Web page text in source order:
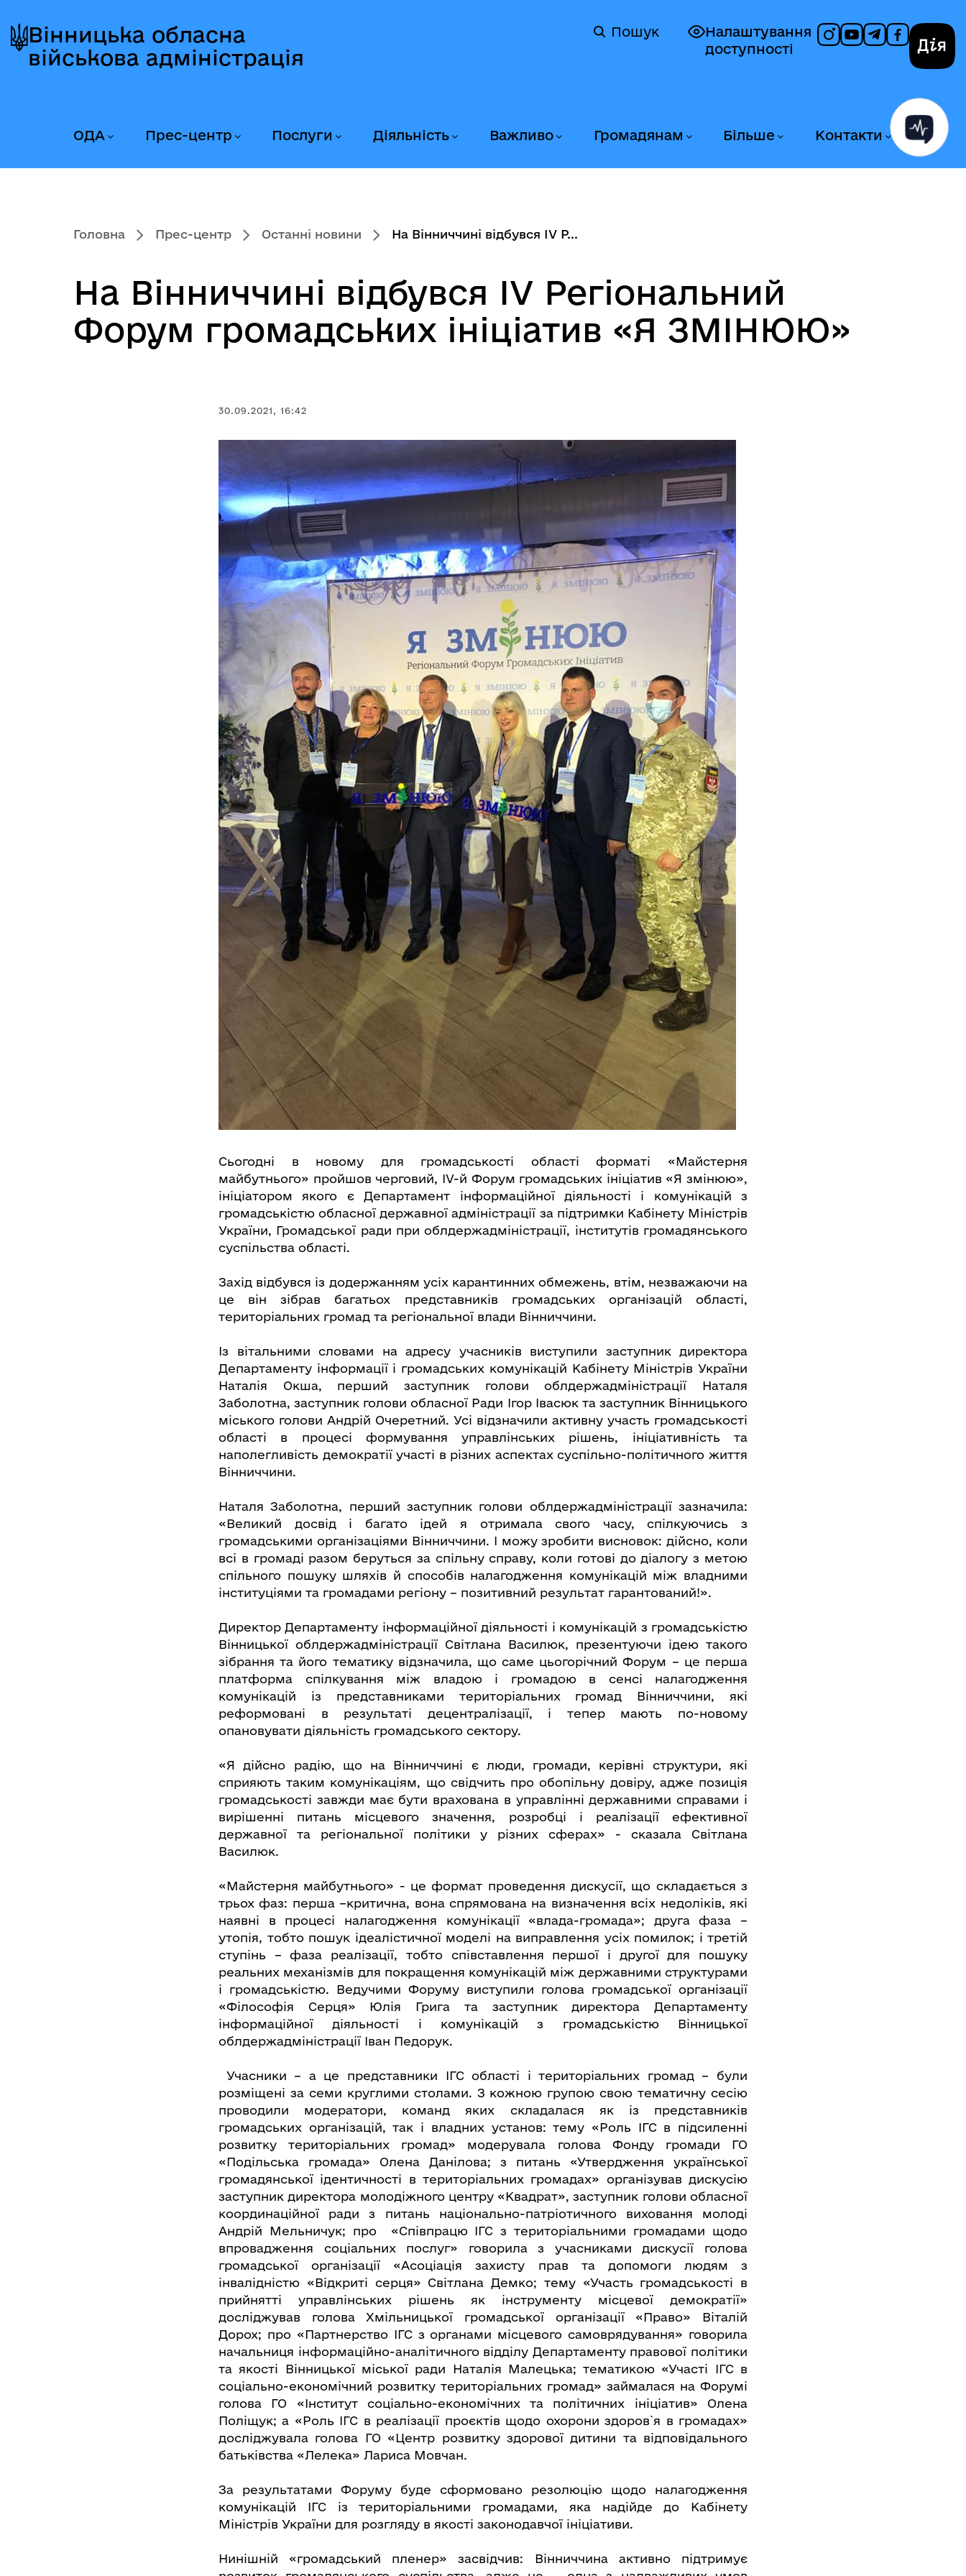
до
головного
до
головного
вмісту
до
головного
колонтитула
Вінницька обласна
військова адміністрація
Налаштування
доступності
Пошук
ОДА Прес-центр Послуги Діяльність Важливо Громадянам Більше Контакти
Головна Прес-центр Останні новини На Вінниччині відбувся IV Р...
На Вінниччині відбувся IV Регіональний
Форум громадських ініціатив «Я ЗМІНЮЮ»
30.09.2021, 16:42
Сьогодні в новому для громадськості області форматі «Майстерня
майбутнього» пройшов черговий, IV-й Форум громадських ініціатив «Я змінюю»,
ініціатором якого є Департамент інформаційної діяльності і комунікацій з
громадськістю обласної державної адміністрації за підтримки Кабінету Міністрів
України, Громадської ради при облдержадміністрації, інститутів громадянського
суспільства області.
Захід відбувся із додержанням усіх карантинних обмежень, втім, незважаючи на
це він зібрав багатьох представників громадських організацій області,
територіальних громад та регіональної влади Вінниччини.
Із вітальними словами на адресу учасників виступили заступник директора
Департаменту інформації і громадських комунікацій Кабінету Міністрів України
Наталія Окша, перший заступник голови облдержадміністрації Наталя
Заболотна, заступник голови обласної Ради Ігор Івасюк та заступник Вінницького
міського голови Андрій Очеретний. Усі відзначили активну участь громадськості
області в процесі формування управлінських рішень, ініціативність та
наполегливість демократії участі в різних аспектах суспільно-політичного життя
Вінниччини.
Наталя Заболотна, перший заступник голови облдержадміністрації зазначила:
«Великий досвід і багато ідей я отримала свого часу, спілкуючись з
громадськими організаціями Вінниччини. І можу зробити висновок: дійсно, коли
всі в громаді разом беруться за спільну справу, коли готові до діалогу з метою
спільного пошуку шляхів й способів налагодження комунікацій між владними
інституціями та громадами регіону – позитивний результат гарантований!».
Директор Департаменту інформаційної діяльності і комунікацій з громадськістю
Вінницької облдержадміністрації Світлана Василюк, презентуючи ідею такого
зібрання та його тематику відзначила, що саме цьогорічний Форум – це перша
платформа спілкування між владою і громадою в сенсі налагодження
комунікацій із представниками територіальних громад Вінниччини, які
реформовані в результаті децентралізації, і тепер мають по-новому
опановувати діяльність громадського сектору.
«Я дійсно радію, що на Вінниччині є люди, громади, керівні структури, які
сприяють таким комунікаціям, що свідчить про обопільну довіру, адже позиція
громадськості завжди має бути врахована в управлінні державними справами і
вирішенні питань місцевого значення, розробці і реалізації ефективної
державної та регіональної політики у різних сферах» - сказала Світлана
Василюк.
«Майстерня майбутнього» - це формат проведення дискусії, що складається з
трьох фаз: перша –критична, вона спрямована на визначення всіх недоліків, які
наявні в процесі налагодження комунікації «влада-громада»; друга фаза –
утопія, тобто пошук ідеалістичної моделі на виправлення усіх помилок; і третій
ступінь – фаза реалізації, тобто співставлення першої і другої для пошуку
реальних механізмів для покращення комунікацій між державними структурами
і громадськістю. Ведучими Форуму виступили голова громадської організації
«Філософія Серця» Юлія Грига та заступник директора Департаменту
інформаційної діяльності і комунікацій з громадськістю Вінницької
облдержадміністрації Іван Педорук.
Учасники – а це представники ІГС області і територіальних громад – були
розміщені за семи круглими столами. З кожною групою свою тематичну сесію
проводили модератори, команд яких складалася як із представників
громадських організацій, так і владних установ: тему «Роль ІГС в підсиленні
розвитку територіальних громад» модерувала голова Фонду громади ГО
«Подільська громада» Олена Данілова; з питань «Утвердження української
громадянської ідентичності в територіальних громадах» організував дискусію
заступник директора молодіжного центру «Квадрат», заступник голови обласної
координаційної ради з питань національно-патріотичного виховання молоді
Андрій Мельничук; про «Співпрацю ІГС з територіальними громадами щодо
впровадження соціальних послуг» говорила з учасниками дискусії голова
громадської організації «Асоціація захисту прав та допомоги людям з
інвалідністю «Відкриті серця» Світлана Демко; тему «Участь громадськості в
прийнятті управлінських рішень як інструменту місцевої демократії»
досліджував голова Хмільницької громадської організації «Право» Віталій
Дорох; про «Партнерство ІГС з органами місцевого самоврядування» говорила
начальниця інформаційно-аналітичного відділу Департаменту правової політики
та якості Вінницької міської ради Наталія Малецька; тематикою «Участі ІГС в
соціально-економічний розвитку територіальних громад» займалася на Форумі
голова ГО «Інститут соціально-економічних та політичних ініціатив» Олена
Поліщук; а «Роль ІГС в реалізації проєктів щодо охорони здоров`я в громадах»
досліджувала голова ГО «Центр розвитку здорової дитини та відповідального
батьківства «Лелека» Лариса Мовчан.
За результатами Форуму буде сформовано резолюцію щодо налагодження
комунікацій ІГС із територіальними громадами, яка надійде до Кабінету
Міністрів України для розгляду в якості законодавчої ініціативи.
Нинішній «громадський пленер» засвідчив: Вінниччина активно підтримує